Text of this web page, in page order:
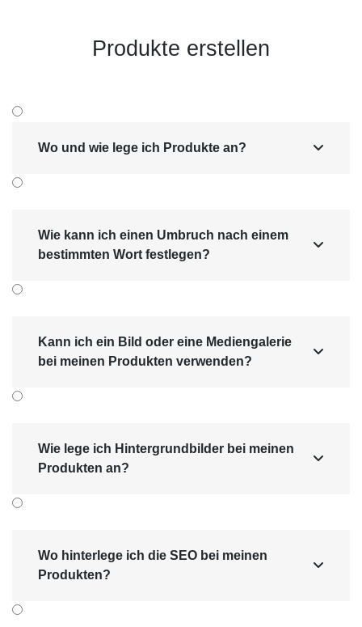
Produkte erstellen
Wo und wie lege ich Produkte an? 
Wie kann ich einen Umbruch nach einem
bestimmten Wort festlegen?

Kann ich ein Bild oder eine Mediengalerie
bei meinen Produkten verwenden?

Wie lege ich Hintergrundbilder bei meinen
Produkten an?

Wo hinterlege ich die SEO bei meinen
Produkten?
